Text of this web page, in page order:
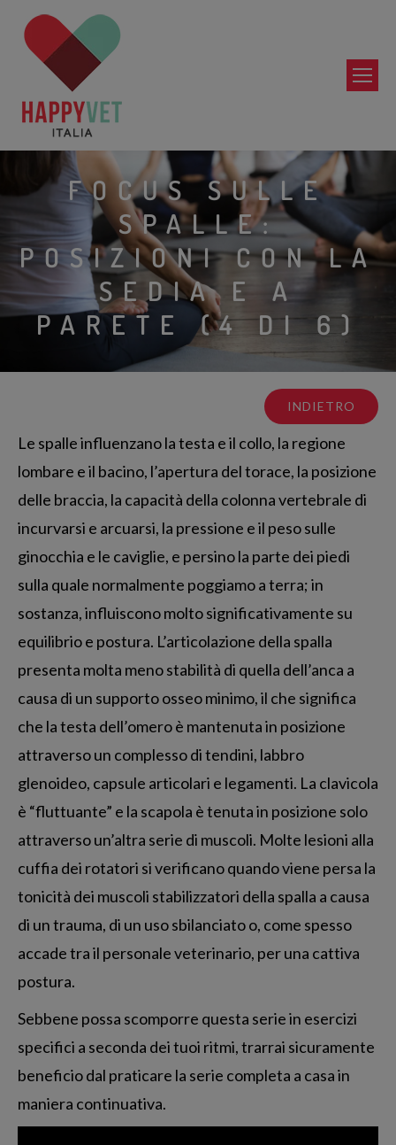
FOCUS SULLE
SPALLE:
POSIZIONI CON LA
SEDIA E A
PARETE (4 DI 6)
INDIETRO
Le spalle influenzano la testa e il collo, la regione
lombare e il bacino, l’apertura del torace, la posizione
delle braccia, la capacità della colonna vertebrale di
incurvarsi e arcuarsi, la pressione e il peso sulle
ginocchia e le caviglie, e persino la parte dei piedi
sulla quale normalmente poggiamo a terra; in
sostanza, influiscono molto significativamente su
equilibrio e postura. L’articolazione della spalla
presenta molta meno stabilità di quella dell’anca a
causa di un supporto osseo minimo, il che significa
che la testa dell’omero è mantenuta in posizione
attraverso un complesso di tendini, labbro
glenoideo, capsule articolari e legamenti. La clavicola
è “fluttuante” e la scapola è tenuta in posizione solo
attraverso un’altra serie di muscoli. Molte lesioni alla
cuffia dei rotatori si verificano quando viene persa la
tonicità dei muscoli stabilizzatori della spalla a causa
di un trauma, di un uso sbilanciato o, come spesso
accade tra il personale veterinario, per una cattiva
postura.
Sebbene possa scomporre questa serie in esercizi
specifici a seconda dei tuoi ritmi, trarrai sicuramente
beneficio dal praticare la serie completa a casa in
maniera continuativa.